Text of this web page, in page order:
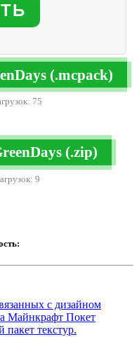
(.mcpack)
75
(.zip)
9
с дизайном
Майнкрафт Покет
текстур.